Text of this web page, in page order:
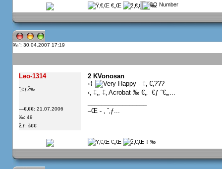
”: 30.04.2007 17:19
Leo-1314
˜‚€ƒŽ‰
—€‚€€: 21.07.2006
‰: 49
ž‚ƒ: š€€
2 KVonosan
›‡
- ‡‚ €‚???
‹‚ ‡‚, ‡‚ Acrobat ‰ €‚‚  €ƒ ˆ€„‚...
–Œ - ‚ ˆ‚ƒ...